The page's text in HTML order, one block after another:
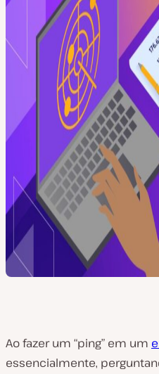
Ao fazer um “ping” em um
essencialmente,